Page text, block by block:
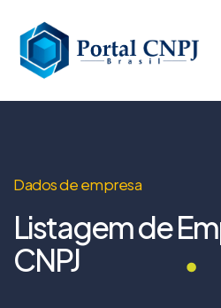
Dados de empresa
Listagem de
CNPJ